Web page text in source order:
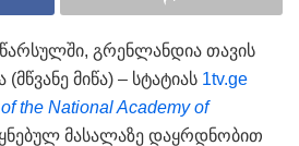
გრენლანდია თავის
მიწა) – სტატიას 1tv.ge
the National Academy of
მასალაზე დაყრდნობით